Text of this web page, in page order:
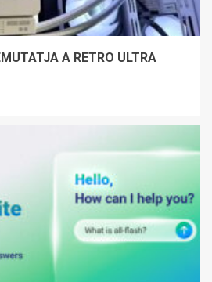
A RETRO ULTRA